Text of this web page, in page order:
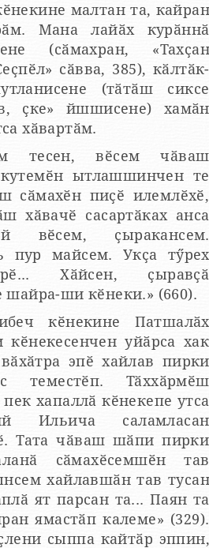
малтан та, кайран
Мана лайӑх курӑннӑ
(сӑмахран, «Тахҫан
сӑвва, 385), кӑлтӑк-
(тӑтӑш сиксе
ҫке» йшшисене) хамӑн
хӑвартӑм.
тесен, вӗсем чӑваш
кутемӗн ытлашшинчен те
сӑмахӗн пиҫӗ илемлӗхӗ,
хӑвачӗ сасартӑках анса
вӗсем, ҫыракансем.
пур майсем. Укҫа тӳрех
Хӑйсен, ҫыравҫӑ
шайра-ши кӗнеки.» (660).
кӗнекине Патшалӑх
уйӑрса хак
эпӗ хайлав пирки
теместӗп. Тӑххӑрмӗш
пек хапаллӑ кӗнекепе утса
Ильича саламласан
Тата чӑваш шӑпи пирки
сӑмахӗсемшӗн тав
хайлавшӑн тав тусан
ят парсан та... Паян та
ямастӑп калеме» (329).
сыппа кайтӑр эппин,